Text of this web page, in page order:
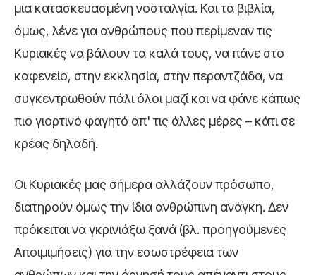
μια κατασκευασμένη νοσταλγία. Και τα βιβλία,
όμως, λένε για ανθρώπους που περίμεναν τις
Κυριακές να βάλουν τα καλά τους, να πάνε στο
καφενείο, στην εκκλησία, στην περαντζάδα, να
συγκεντρωθούν πάλι όλοι μαζί και να φάνε κάπως
πιο γιορτινό φαγητό απ' τις άλλες μέρες – κάτι σε
κρέας δηλαδή.
Οι Κυριακές μας σήμερα αλλάζουν πρόσωπο,
διατηρούν όμως την ίδια ανθρώπινη ανάγκη. Δεν
πρόκειται να γκρινιάξω ξανά (βλ. προηγούμενες
Αποιμιμήσεις) για την εσωστρέφεια των